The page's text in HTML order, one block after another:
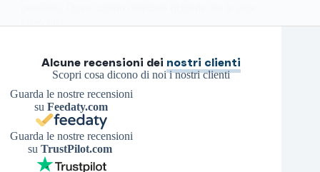
Alcune recensioni dei nostri clienti
Scopri cosa dicono di noi i nostri clienti
Guarda le nostre recensioni
suFeedaty.com
Guarda le nostre recensioni
su TrustPilot.com